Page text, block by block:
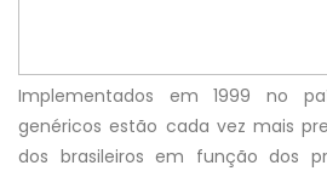
Implementados em 1999 no
genéricos estão cada vez mais
dos brasileiros em função dos